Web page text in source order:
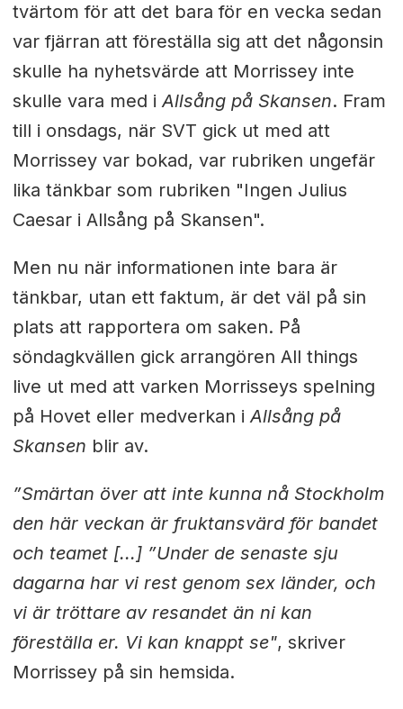
tvärtom för att det bara för en vecka sedan
var fjärran att föreställa sig att det någonsin
skulle ha nyhetsvärde att Morrissey inte
skulle vara med iAllsång på Skansen. Fram
till i onsdags, när SVT gick ut med att
Morrissey var bokad, var rubriken ungefär
lika tänkbar som rubriken "Ingen Julius
Caesar i Allsång på Skansen".
Men nu när informationen inte bara är
tänkbar, utan ett faktum, är det väl på sin
plats att rapportera om saken. På
söndagkvällen gick arrangören All things
live ut med att varken Morrisseys spelning
på Hovet eller medverkan iAllsång på
Skansen blir av.
”Smärtan över att inte kunna nå Stockholm
den här veckan är fruktansvärd för bandet
och teamet [...] ”Under de senaste sju
dagarna har vi rest genom sex länder, och
vi är tröttare av resandet än ni kan
föreställa er. Vi kan knappt se", skriver
Morrissey på sin hemsida.